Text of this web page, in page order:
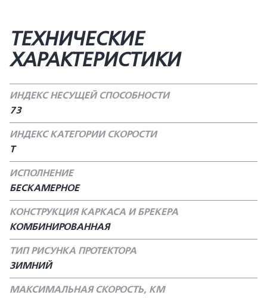
ТЕХНИЧЕСКИЕ
ХАРАКТЕРИСТИКИ
ИНДЕКС НЕСУЩЕЙ СПОСОБНОСТИ
73
ИНДЕКС КАТЕГОРИИ СКОРОСТИ
T
ИСПОЛНЕНИЕ
БЕСКАМЕРНОЕ
КОНСТРУКЦИЯ КАРКАСА И БРЕКЕРА
КОМБИНИРОВАННАЯ
ТИП РИСУНКА ПРОТЕКТОРА
ЗИМНИЙ
МАКСИМАЛЬНАЯ СКОРОСТЬ, КМ